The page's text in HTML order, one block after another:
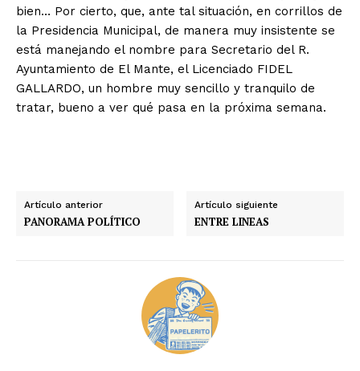
bien… Por cierto, que, ante tal situación, en corrillos de
la Presidencia Municipal, de manera muy insistente se
está manejando el nombre para Secretario del R.
Ayuntamiento de El Mante, el Licenciado FIDEL
GALLARDO, un hombre muy sencillo y tranquilo de
tratar, bueno a ver qué pasa en la próxima semana.
Artículo anterior
PANORAMA POLÍTICO
Artículo siguiente
ENTRE LINEAS